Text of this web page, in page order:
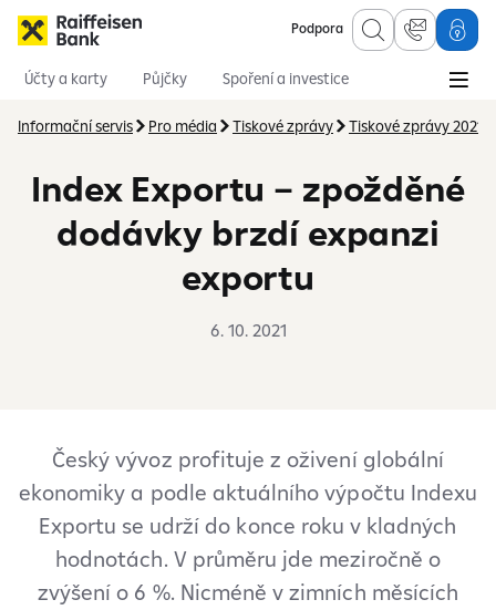
Podpora
Účty a karty Půjčky
Spoření a investice
Informační servis
Pro média Tiskové zprávy Tiskové zprávy 2021
Index Exportu – zpožděné
dodávky brzdí expanzi
exportu
6. 10. 2021
Český vývoz profituje z oživení globální
ekonomiky a podle aktuálního výpočtu Indexu
Exportu se udrží do konce roku v kladných
hodnotách. V průměru jde meziročně o
zvýšení o 6 %. Nicméně v zimních měsících